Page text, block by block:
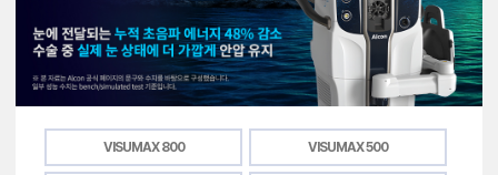
VISUMAX 800 VISUMAX 500